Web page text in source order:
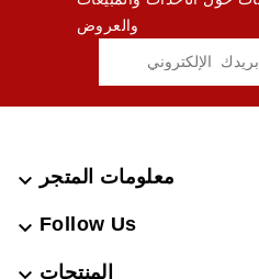
والعروض
معلومات المتجر 
Follow Us

المنتجات